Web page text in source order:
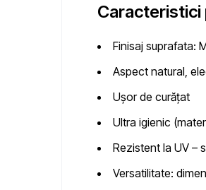
Caracteristici
Finisaj suprafata:
Aspect natural,
Ușor de curățat
Ultra igienic
Rezistent la UV –
Versatilitate: